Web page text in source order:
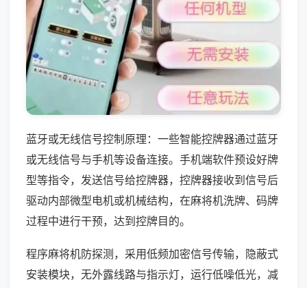
蓝牙或无线信号控制原理：一些智能控牌器通过蓝牙
或无线信号与手机等设备连接。手机端软件预设好牌
型等指令，发送信号给控牌器，控牌器接收到信号后
驱动内部微型电机或机械结构，在麻将机洗牌、码牌
过程中进行干预，达到控牌目的。
程序麻将机防探测，采用低频加密信号传输，隐蔽式
安装模块，无外露线路与指示灯，运行低噪低光，减